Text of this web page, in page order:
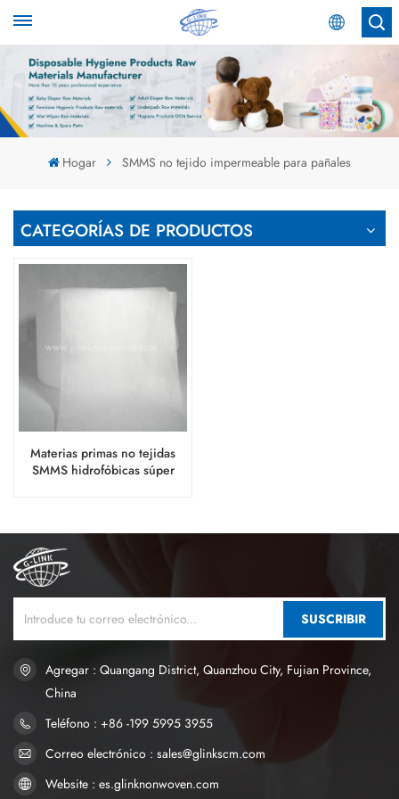
Español
English
Hogar SMMS no tejido impermeable para pañales
CATEGORÍAS DE PRODUCTOS
Materias primas no tejidas
SMMS hidrofóbicas súper
SUSCRIBIR
Agregar : Quangang District, Quanzhou City, Fujian Province,
China
Teléfono : +86 -199 5995 3955
Correo electrónico : sales@glinkscm.com
Website : es.glinknonwoven.com